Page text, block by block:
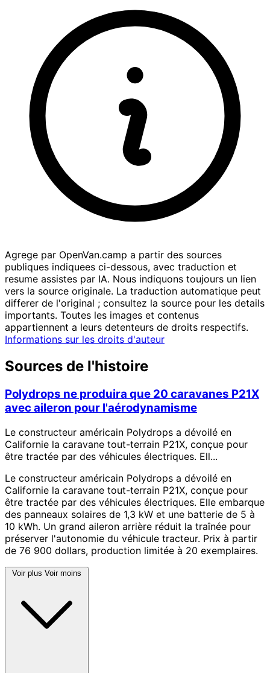
Agrege par OpenVan.camp a partir des sources
publiques indiquees ci-dessous, avec traduction et
resume assistes par IA. Nous indiquons toujours un lien
vers la source originale. La traduction automatique peut
differer de l'original ; consultez la source pour les details
importants. Toutes les images et contenus
appartiennent a leurs detenteurs de droits respectifs.
Informations sur les droits d'auteur
Sources de l'histoire
Polydrops ne produira que 20 caravanes P21X
avec aileron pour l'aérodynamisme
Le constructeur américain Polydrops a dévoilé en
Californie la caravane tout-terrain P21X, conçue pour
être tractée par des véhicules électriques. Ell...
Le constructeur américain Polydrops a dévoilé en
Californie la caravane tout-terrain P21X, conçue pour
être tractée par des véhicules électriques. Elle embarque
des panneaux solaires de 1,3 kW et une batterie de 5 à
10 kWh. Un grand aileron arrière réduit la traînée pour
préserver l'autonomie du véhicule tracteur. Prix à partir
de 76 900 dollars, production limitée à 20 exemplaires.
Voir plus Voir moins